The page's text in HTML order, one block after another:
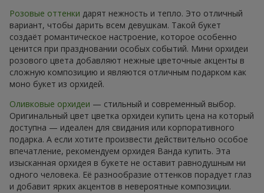
Розовые оттенки дарят нежность и тепло. Это отличный
вариант, чтобы дарить всем девушкам. Такой букет
создаёт романтическое настроение, которое особенно
ценится при праздновании особых событий. Мини орхидеи
розового цвета добавляют нежные цветочные акценты в
сложную композицию и являются отличным подарком как
моно букет из орхидей.
Оливковые орхидеи — стильный и современный выбор.
Оригинальный цвет цветка орхидеи купить цена на который
доступна — идеален для свидания или корпоративного
подарка. А если хотите произвести действительно особое
впечатление, рекомендуем орхидея Ванда купить. Эта
изысканная орхидея в букете не оставит равнодушным ни
одного человека. Её разнообразие оттенков порадует глаз
и добавит ярких акцентов в невероятные композиции.